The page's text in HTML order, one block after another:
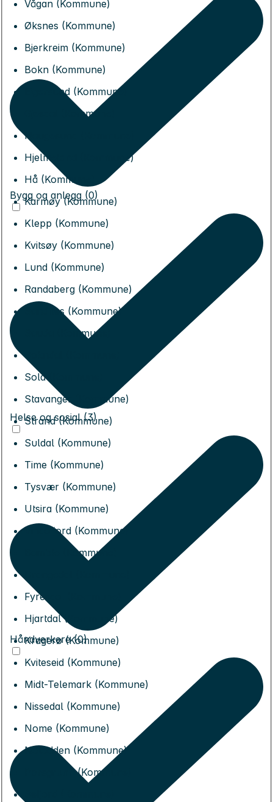
Vågan (Kommune)
Øksnes (Kommune)
Bjerkreim (Kommune)
Bokn (Kommune)
Eigersund (Kommune)
Gjesdal (Kommune)
Haugesund (Kommune)
Hjelmeland (Kommune)
Hå (Kommune)
Karmøy (Kommune)
Klepp (Kommune)
Kvitsøy (Kommune)
Lund (Kommune)
Randaberg (Kommune)
Sandnes (Kommune)
Sauda (Kommune)
Sokndal (Kommune)
Sola (Kommune)
Stavanger (Kommune)
Strand (Kommune)
Suldal (Kommune)
Time (Kommune)
Tysvær (Kommune)
Utsira (Kommune)
Vindafjord (Kommune)
Bamble (Kommune)
Fyresdal (Kommune)
Hjartdal (Kommune)
Kragerø (Kommune)
Kviteseid (Kommune)
Midt-Telemark (Kommune)
Nissedal (Kommune)
Nome (Kommune)
Notodden (Kommune)
Porsgrunn (Kommune)
Bygg og anlegg (0)
Helse og sosial (3)
Håndverkere (0)